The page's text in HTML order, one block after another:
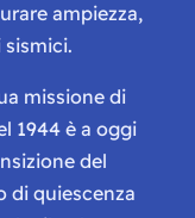
ampiezza,
missione di
1944 è a oggi
del
di quiescenza